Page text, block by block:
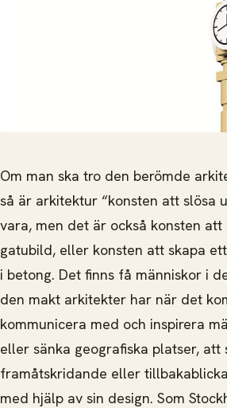
Om man ska tro den berömde
så är arkitektur “konsten att slösa
vara, men det är också konsten
gatubild, eller konsten att skapa
i betong. Det finns få människor i
den makt arkitekter har när det
kommunicera med och inspirera
eller sänka geografiska platser, att
framåtskridande eller
med hjälp av sin design. Som